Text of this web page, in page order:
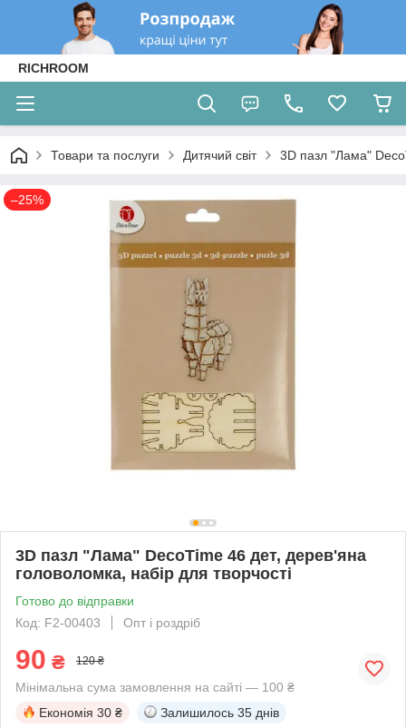
RICHROOM
Товари та послуги Дитячий світ 3D пазл "Лама"
–25%
3D пазл "Лама" DecoTime 46 дет, дерев'яна
головоломка, набір для творчості
Готово до відправки
Код: F2-00403
Опт і роздріб
90 ₴ 120 ₴
Мінімальна сума замовлення на сайті — 100 ₴
Економія 30 ₴ Залишилось 35 днів